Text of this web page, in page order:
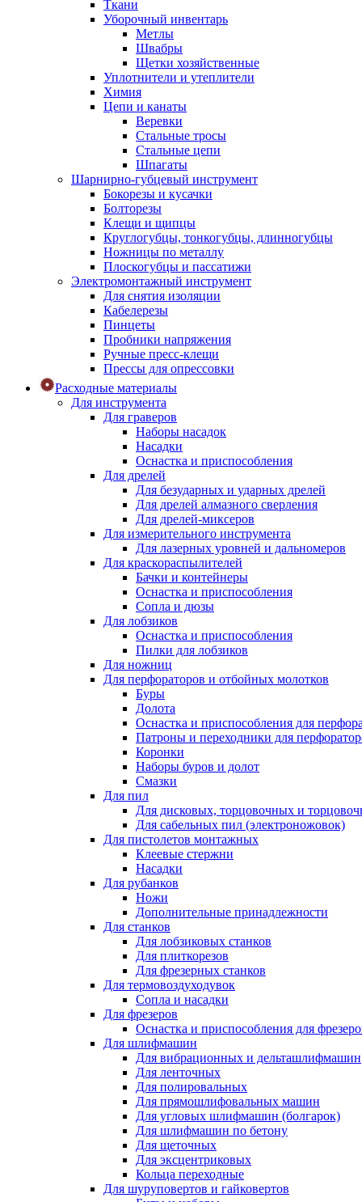
Ткани
Уборочный инвентарь
Метлы
Швабры
Щетки хозяйственные
Уплотнители и утеплители
Химия
Цепи и канаты
Веревки
Стальные тросы
Стальные цепи
Шпагаты
Шарнирно-губцевый инструмент
Бокорезы и кусачки
Болторезы
Клещи и щипцы
Круглогубцы, тонкогубцы, длинногубцы
Ножницы по металлу
Плоскогубцы и пассатижи
Электромонтажный инструмент
Для снятия изоляции
Кабелерезы
Пинцеты
Пробники напряжения
Ручные пресс-клещи
Прессы для опрессовки
Расходные материалы
Для инструмента
Для граверов
Наборы насадок
Насадки
Оснастка и приспособления
Для дрелей
Для безударных и ударных дрелей
Для дрелей алмазного сверления
Для дрелей-миксеров
Для измерительного инструмента
Для лазерных уровней и дальномеров
Для краскораспылителей
Бачки и контейнеры
Оснастка и приспособления
Сопла и дюзы
Для лобзиков
Оснастка и приспособления
Пилки для лобзиков
Для ножниц
Для перфораторов и отбойных молотков
Буры
Долота
Оснастка и приспособления для
Патроны и переходники для
Коронки
Наборы буров и долот
Смазки
Для пил
Для дисковых, торцовочных и
Для сабельных пил (электроножовок)
Для пистолетов монтажных
Клеевые стержни
Насадки
Для рубанков
Ножи
Дополнительные принадлежности
Для станков
Для лобзиковых станков
Для плиткорезов
Для фрезерных станков
Для термовоздуходувок
Сопла и насадки
Для фрезеров
Оснастка и приспособления для
Для шлифмашин
Для вибрационных и дельташлифмашин
Для ленточных
Для полировальных
Для прямошлифовальных машин
Для угловых шлифмашин (болгарок)
Для шлифмашин по бетону
Для щеточных
Для эксцентриковых
Кольца переходные
Для шуруповертов и гайковертов